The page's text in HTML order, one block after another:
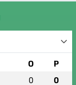
O P
0 0